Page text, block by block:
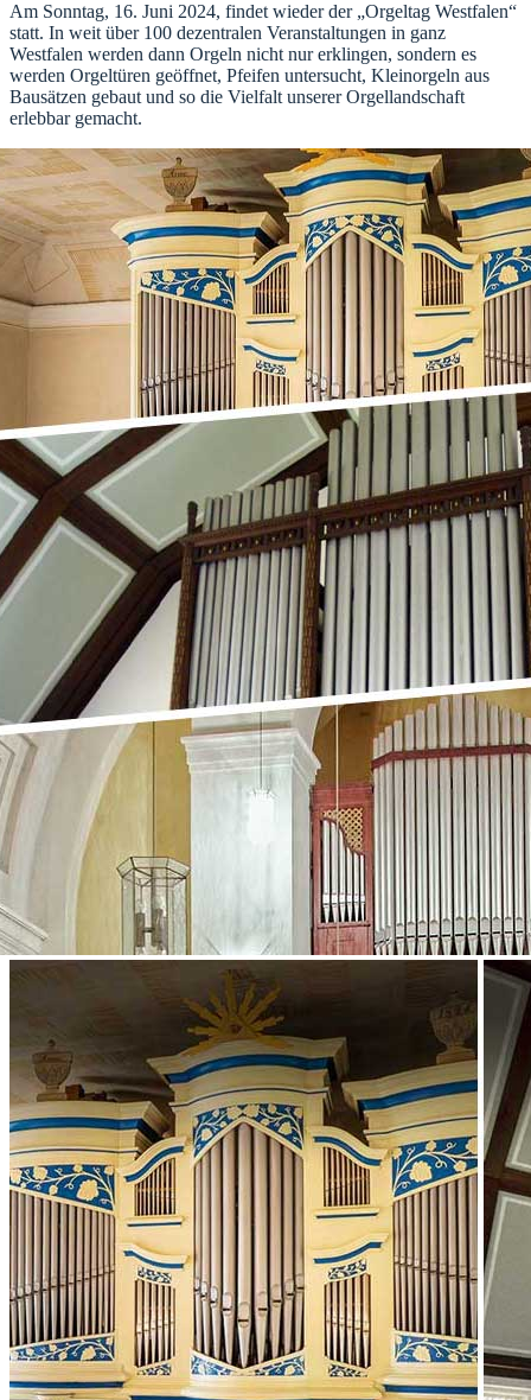
Am Sonntag, 16. Juni 2024, findet wieder der „Orgeltag Westfalen“
statt. In weit über 100 dezentralen Veranstaltungen in ganz
Westfalen werden dann Orgeln nicht nur erklingen, sondern es
werden Orgeltüren geöffnet, Pfeifen untersucht, Kleinorgeln aus
Bausätzen gebaut und so die Vielfalt unserer Orgellandschaft
erlebbar gemacht.